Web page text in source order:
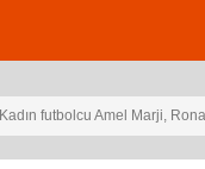
Kadın futbolcu Amel Marji,